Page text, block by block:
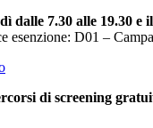
7.30 alle 19.30 e
esenzione: D01 –
di screening